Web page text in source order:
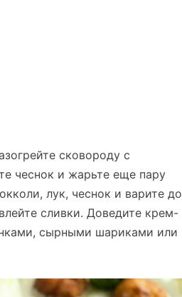
сковороду с
чеснок и жарьте еще пару
лук, чеснок и варите до
сливки. Доведите крем-
сырными шариками или